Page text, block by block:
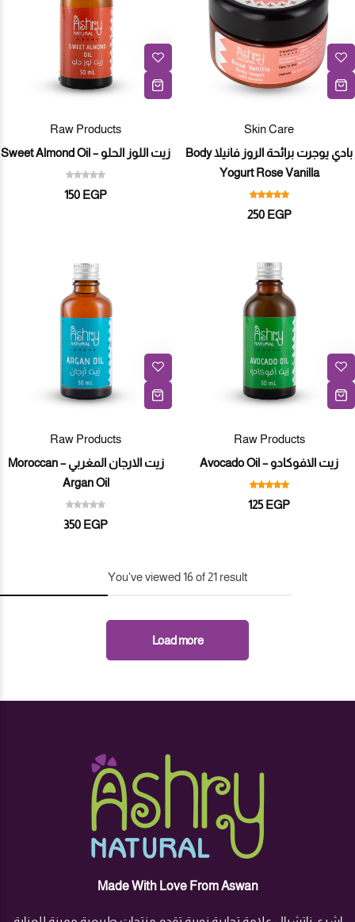
Skin Care
بادي يوجرت برائحة الروز فانيلا Body
Yogurt Rose Vanilla
250 EGP
Raw Products
زيت اللوز الحلو – Sweet Almond Oil
150 EGP
Raw Products
زيت الافوكادو – Avocado Oil
125EGP
Raw Products
زيت الارجان المغربي – Moroccan
Argan Oil
350 EGP
You've viewed16of21 result
Load more
Made With Love From Aswan